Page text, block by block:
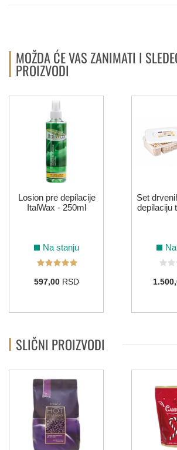
MOŽDA ĆE VAS ZANIMATI I
PROIZVODI
Losion pre depilacije
ItalWax - 250ml
Na stanju
597,00RSD
Set
depilaciju
SLIČNI PROIZVODI